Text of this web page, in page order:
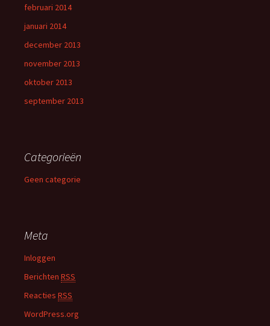
februari 2014
januari 2014
december 2013
november 2013
oktober 2013
september 2013
Categorieën
Geen categorie
Meta
Inloggen
Berichten RSS
Reacties RSS
WordPress.org